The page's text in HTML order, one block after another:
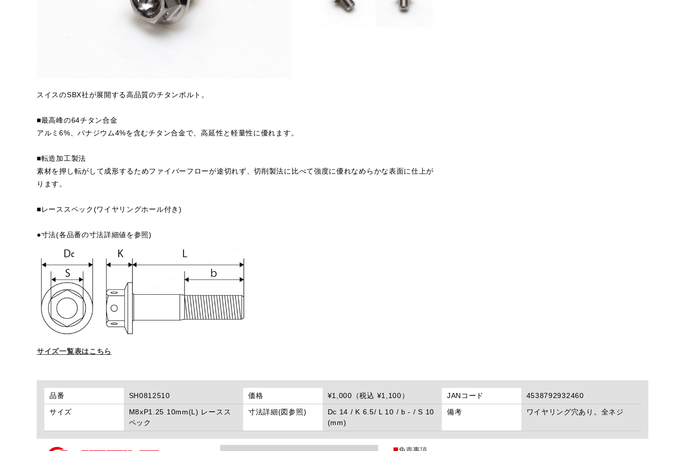
スイスのSBX社が展開する高品質のチタンボルト。
■最高峰の64チタン合金
アルミ6%、バナジウム4%を含むチタン合金で、高延性と軽量性に優れます。
■転造加工製法
素材を押し転がして成形するためファイバーフローが途切れず、切削製法に比べて強度に優れなめらかな表面に仕上が
ります。
■レーススペック(ワイヤリングホール付き)
●寸法(各品番の寸法詳細値を参照)
サイズ一覧表はこちら
品番 SH0812510 価格 ¥1,000（税込 ¥1,100） JANコード
4538792932460
サイズ
M8xP1.25 10mm(L) レースス
ペック
寸法詳細(図参照)
Dc 14 / K 6.5/ L 10 / b - / S 10
(mm)
備考 ワイヤリング穴あり。全ネジ